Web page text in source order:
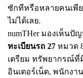
ซักทีหรือหลายคนเพีย
ไม่ได้เลย.
numTHer มองเห็นปั
ทะเบียนรถ 27 หมวด
เตรียม ทรัพยากรณ์ที่
อินเตอร์เน็ต, พนักง